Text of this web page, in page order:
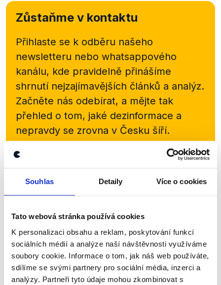
Souhlas Detaily Více o cookies
Tato webová stránka používá cookies
K personalizaci obsahu a reklam, poskytování funkcí
sociálních médií a analýze naší návštěvnosti využíváme
soubory cookie. Informace o tom, jak náš web používáte,
sdílíme se svými partnery pro sociální média, inzerci a
analýzy. Partneři tyto údaje mohou zkombinovat s
Zůstaňme v kontaktu
Přihlaste se k odběru našeho
newsletteru nebo whatsappového
kanálu, kde pravidelně přinášíme
shrnutí nejzajímavějších článků a analýz.
Začněte nás odebírat, a mějte tak
přehled o tom, jaké dezinformace a
nepravdy se zrovna v Česku šíří.
Sociální sítě
Nenechte si ujít nejnovější události
z Demagog.cz. Sdílením našich
příspěvků přátelům podpoříte naši
práci.